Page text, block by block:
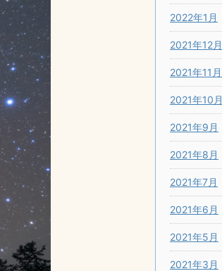
2022年1月
2021年12月
2021年11月
2021年10月
2021年9月
2021年8月
2021年7月
2021年6月
2021年5月
2021年3月